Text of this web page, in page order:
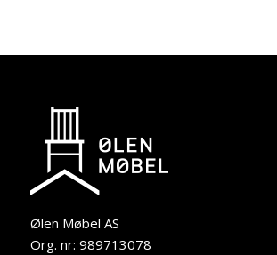
Ølen Møbel AS
Org. nr: 989713078